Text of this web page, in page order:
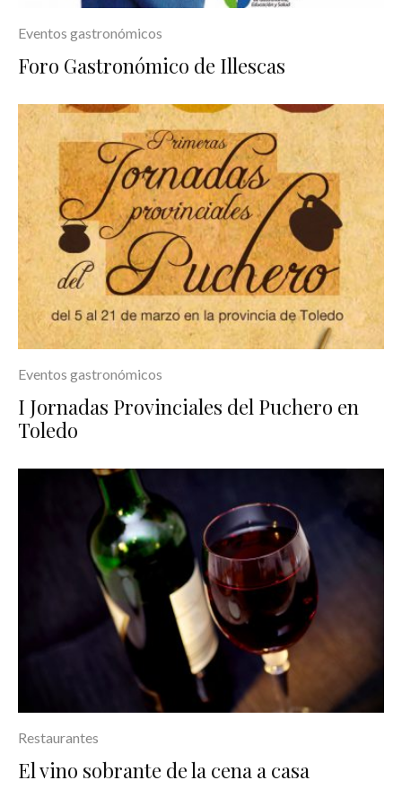
Eventos gastronómicos
Foro Gastronómico de Illescas
Eventos gastronómicos
I Jornadas Provinciales del Puchero en
Toledo
Restaurantes
El vino sobrante de la cena a casa